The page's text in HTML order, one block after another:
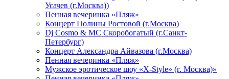
Усачев (г.Москва))
Пенная вечеринка «Пляж»
Концерт Полины Ростовой (г.Москва)
Dj Cosmo & МС Скоробогатый (г.Санкт-
Петербург)
Концерт Александра Айвазова (г.Москва)
Пенная вечеринка «Пляж»
Мужское эротическое шоу «X-Style» (г. Москва)»